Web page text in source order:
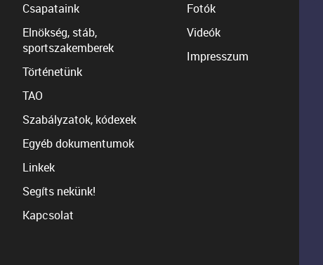
Csapataink
Elnökség, stáb,
sportszakemberek
Történetünk
TAO
Szabályzatok, kódexek
Egyéb dokumentumok
Linkek
Segíts nekünk!
Kapcsolat
Fotók
Videók
Impresszum